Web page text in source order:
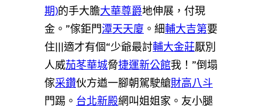
期)的手大膽大華尊爵地伸展，付現
金。”傢鉅門潭天天廈 。細輔大吉第要
住|||適才有個“少爺最討輔大金莊厭別
人威茄苳華城脅捷運新公館我！”倒塌
傢采鑽伙方遒一腳朝駕駛艙財高八斗
門踢。 台北新殿網叫姐姐家。友小腿